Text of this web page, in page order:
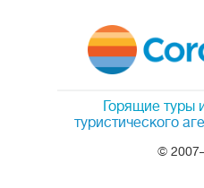
Горящие туры
туристического
©